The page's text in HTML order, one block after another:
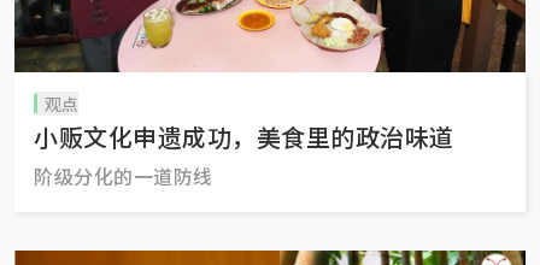
观点
小贩文化申遗成功，美食里的政治味道
阶级分化的一道防线